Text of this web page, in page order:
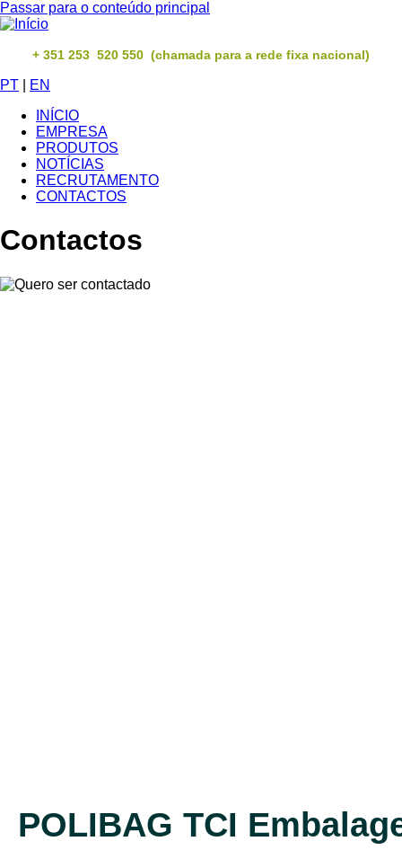
Passar para o conteúdo principal
+ 351 253 520 550 (chamada para a rede fixa nacional)
PT
EN
INÍCIO
EMPRESA
PRODUTOS
NOTÍCIAS
RECRUTAMENTO
CONTACTOS
Contactos
POLIBAG TCI